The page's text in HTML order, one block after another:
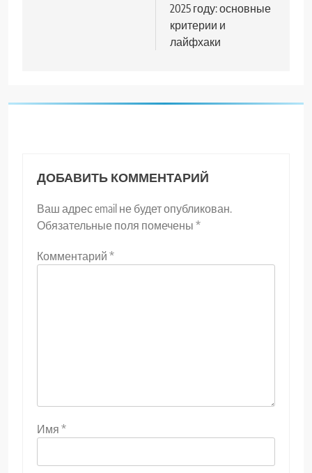
2025 году: основные
критерии и
лайфхаки
ДОБАВИТЬ КОММЕНТАРИЙ
Ваш адрес email не будет опубликован.
Обязательные поля помечены *
Комментарий *
Имя *